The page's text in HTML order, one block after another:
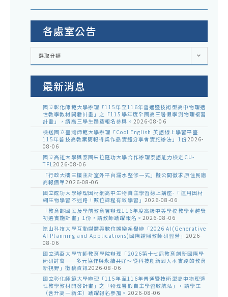
各處室公告
各
室
選取分類
最新消息
國立彰化師範大學辦理「115年至116年普通暨技術型高中物理適
性教學教材開發計畫」之「115學年度全國高三暑假學測物理複習
計畫」，請高三學生踴躍報名參與。 2026-08-06
檢送國立臺灣師範大學辦理「Cool English 英語線上學習平臺
115年普技高教案簡報得獎作品實體分享會實施辦法」1份2026-
08-06
國立高雄大學與泰國朱拉隆功大學合作辦理泰語能力檢定CU-
TFL2026-08-06
「行政大樓三樓主計室外平台漏水整修一式」擬公開徵求原住民廠
商報價單2026-08-06
國立成功大學辦理因材網高中生物自主學習線上講座-「運用因材
網生物學習不迷路！數位課程有效學習」 2026-08-06
「教育部國民及學前教育署辦理116年度高級中等學校教學卓越獎
初選實施計畫」1份，請教師踴躍報名。 2026-08-06
崑山科技大學互動媒體與數位娛樂系舉辦「2026 AI(Generative
AI Planning and Applications)國際證照教師研習營」 2026-
08-06
國立清華大學竹師教育學院辦理「2026第十七屆教育創新國際學
術研討會——多元協作與永續共好～從科技創新到人本實踐的教育
新視野」徵稿資訊2026-08-06
國立彰化師範大學辦理「115年至116年普通暨技術型高中物理適
性教學教材開發計畫」之「物理暑假自主學習啟航站」，請學生
（含升高一新生）踴躍報名參加。 2026-08-06